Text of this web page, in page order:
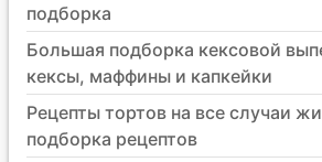
подборка
Большая подборка кексовой
кексы, маффины и капкейки
Рецепты тортов на все случаи
подборка рецептов